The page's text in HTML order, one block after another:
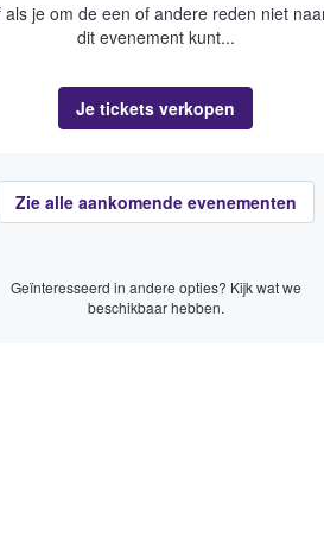
als je om de een of andere reden niet
dit evenement kunt...
Je tickets verkopen
Zie alle aankomende evenementen
Geïnteresseerd in andere opties? Kijk wat we
beschikbaar hebben.